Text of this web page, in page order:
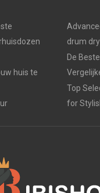
huis te
drum
De
Top
for